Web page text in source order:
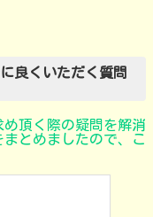
良くいただく質問
頂く際の疑問を解消
とめましたので、こ